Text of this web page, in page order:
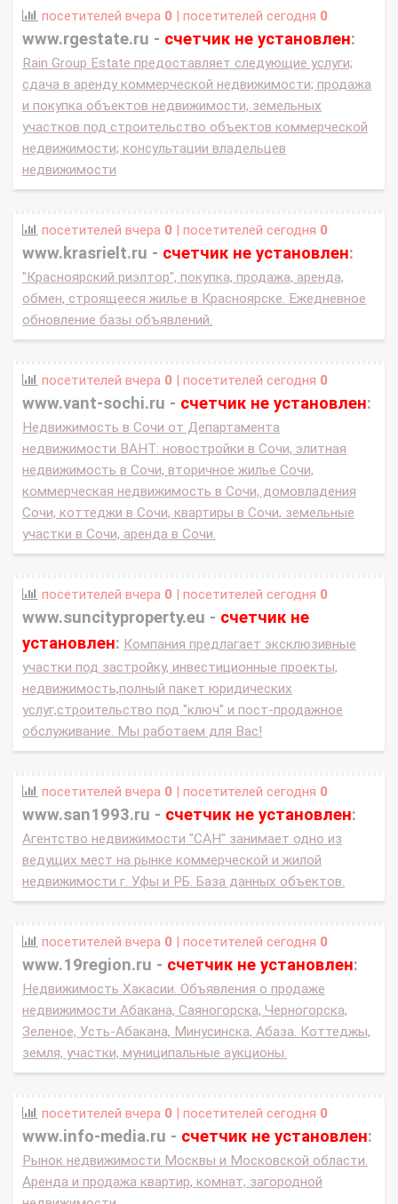
посетителей вчера 0 | посетителей сегодня 0
www.rgestate.ru - счетчик не установлен:
Rain Group Estate предоставляет следующие услуги;
сдача в аренду коммерческой недвижимости; продажа
и покупка объектов недвижимости, земельных
участков под строительство объектов коммерческой
недвижимости; консультации владельцев
недвижимости
посетителей вчера 0 | посетителей сегодня 0
www.krasrielt.ru - счетчик не установлен:
"Красноярский риэлтор", покупка, продажа, аренда,
обмен, строящееся жилье в Красноярске. Ежедневное
обновление базы объявлений.
посетителей вчера 0 | посетителей сегодня 0
www.vant-sochi.ru - счетчик не установлен:
Недвижимость в Сочи от Департамента
недвижимости ВАНТ: новостройки в Сочи, элитная
недвижимость в Сочи, вторичное жилье Сочи,
коммерческая недвижимость в Сочи, домовладения
Сочи, коттеджи в Сочи, квартиры в Сочи, земельные
участки в Сочи, аренда в Сочи.
посетителей вчера 0 | посетителей сегодня 0
www.suncityproperty.eu - счетчик не
установлен: Компания предлагает эксклюзивные
участки под застройку, инвестиционные проекты,
недвижимость,полный пакет юридических
услуг,строительство под "ключ" и пост-продажное
обслуживание. Мы работаем для Вас!
посетителей вчера 0 | посетителей сегодня 0
www.san1993.ru - счетчик не установлен:
Агентство недвижимости "САН" занимает одно из
ведущих мест на рынке коммерческой и жилой
недвижимости г. Уфы и РБ. База данных объектов.
посетителей вчера 0 | посетителей сегодня 0
www.19region.ru - счетчик не установлен:
Недвижимость Хакасии. Объявления о продаже
недвижимости Абакана, Саяногорска, Черногорска,
Зеленое, Усть-Абакана, Минусинска, Абаза. Коттеджы,
земля, участки, муниципальные аукционы.
посетителей вчера 0 | посетителей сегодня 0
www.info-media.ru - счетчик не установлен:
Рынок недвижимости Москвы и Московской области.
Аренда и продажа квартир, комнат, загородной